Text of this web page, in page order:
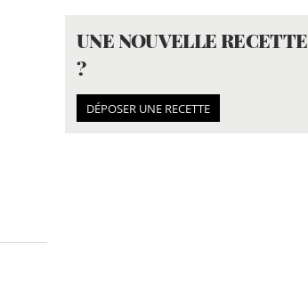
UNE NOUVELLE RECETTE
?
DÉPOSER UNE RECETTE